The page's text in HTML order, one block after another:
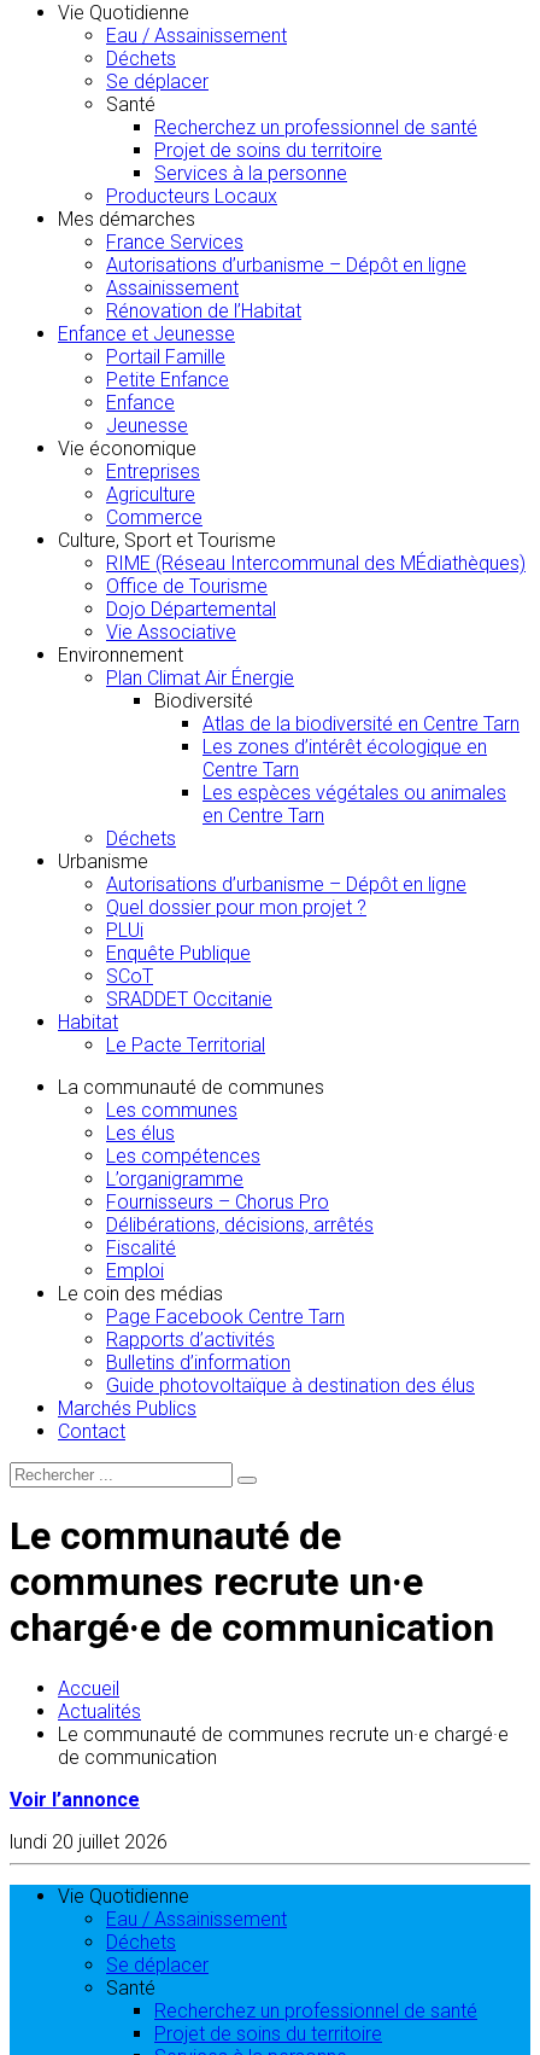
Vie Quotidienne
Eau / Assainissement
Déchets
Se déplacer
Santé
Recherchez un professionnel de santé
Projet de soins du territoire
Services à la personne
Producteurs Locaux
Mes démarches
France Services
Autorisations d’urbanisme – Dépôt en ligne
Assainissement
Rénovation de l’Habitat
Enfance et Jeunesse
Portail Famille
Petite Enfance
Enfance
Jeunesse
Vie économique
Entreprises
Agriculture
Commerce
Culture, Sport et Tourisme
RIME (Réseau Intercommunal des MÉdiathèques)
Office de Tourisme
Dojo Départemental
Vie Associative
Environnement
Plan Climat Air Énergie
Biodiversité
Atlas de la biodiversité en Centre Tarn
Les zones d’intérêt écologique en
Centre Tarn
Les espèces végétales ou animales
en Centre Tarn
Déchets
Urbanisme
Autorisations d’urbanisme – Dépôt en ligne
Quel dossier pour mon projet ?
PLUi
Enquête Publique
SCoT
SRADDET Occitanie
Habitat
Le Pacte Territorial
La communauté de communes
Les communes
Les élus
Les compétences
L’organigramme
Fournisseurs – Chorus Pro
Délibérations, décisions, arrêtés
Fiscalité
Emploi
Le coin des médias
Page Facebook Centre Tarn
Rapports d’activités
Bulletins d’information
Guide photovoltaïque à destination des élus
Marchés Publics
Contact
Le communauté de
communes recrute un·e
chargé·e de communication
Accueil
Actualités
Le communauté de communes recrute un·e chargé·e
de communication
Voir l’annonce
lundi 20 juillet 2026
Vie Quotidienne
Eau / Assainissement
Déchets
Se déplacer
Santé
Recherchez un professionnel de santé
Projet de soins du territoire